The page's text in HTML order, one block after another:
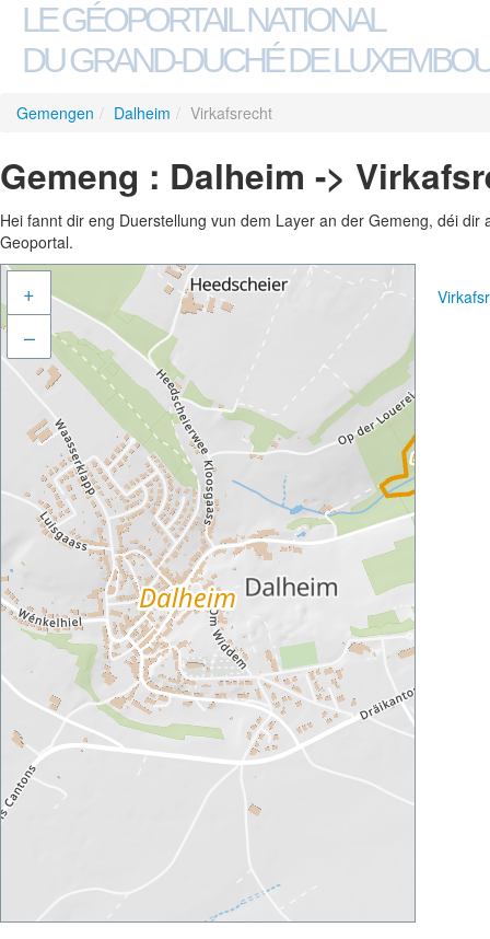
LE GÉOPORTAIL NATIONAL
DU GRAND-DUCHÉ DE
Gemengen / Dalheim / Virkafsrecht
Gemeng : Dalheim ->
Hei fannt dir eng Duerstellung vun dem Layer an der Gemeng, déi
Geoportal.
+
–